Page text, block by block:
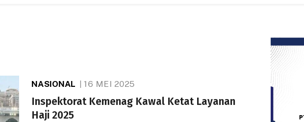
NASIONAL 16 MEI 2025
Inspektorat Kemenag Kawal Ketat Layanan
Haji 2025